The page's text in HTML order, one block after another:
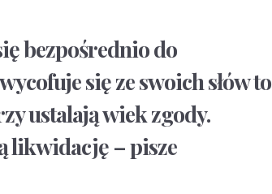
bezpośrednio do
się ze swoich słów to
ustalają wiek zgody.
likwidację – pisze